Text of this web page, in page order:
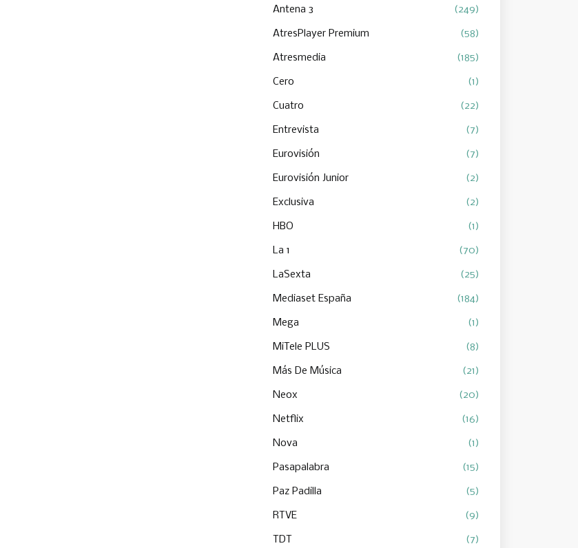
Antena 3 (249)
AtresPlayer Premium (58)
Atresmedia (185)
Cero (1)
Cuatro (22)
Entrevista (7)
Eurovisión (7)
Eurovisión Junior (2)
Exclusiva (2)
HBO (1)
La 1 (70)
LaSexta (25)
Mediaset España (184)
Mega (1)
MiTele PLUS (8)
Más De Música (21)
Neox (20)
Netflix (16)
Nova (1)
Pasapalabra (15)
Paz Padilla (5)
RTVE (9)
TDT (7)